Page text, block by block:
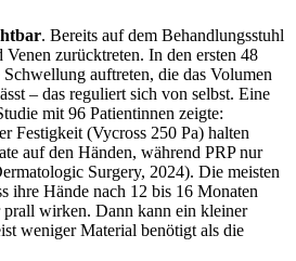
. Bereits auf dem Behandlungsstuhl
Venen zurücktreten. In den ersten 48
auftreten, die das Volumen
– das reguliert sich von selbst. Eine
mit 96 Patientinnen zeigte:
Festigkeit (Vycross 250 Pa) halten
auf den Händen, während PRP nur
Surgery, 2024). Die meisten
ihre Hände nach 12 bis 16 Monaten
wirken. Dann kann ein kleiner
weniger Material benötigt als die